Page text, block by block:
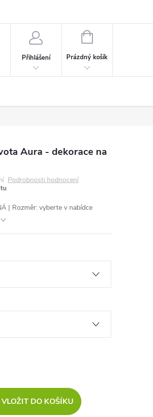
Přihlášení
NÁKUPNÍ
Prázdný košík
Aura - dekorace na
Podrobnosti hodnocení
| Rozměr: vyberte v nabídce
VLOŽIT DO KOŠÍKU